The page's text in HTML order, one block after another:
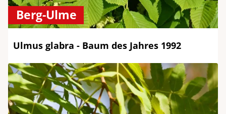
Berg-Ulme
Ulmus glabra - Baum des Jahres 1992